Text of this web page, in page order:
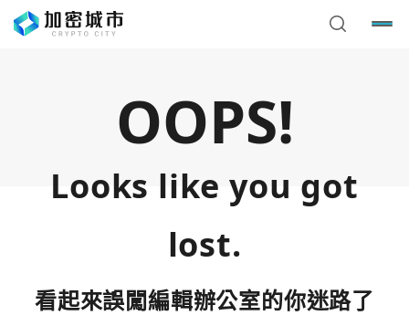
OOPS!
Looks like you got
lost.
看起來誤闖編輯辦公室的你迷路了